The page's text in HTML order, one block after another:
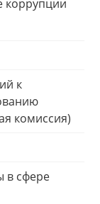
коррупции
к
комиссия)
в сфере